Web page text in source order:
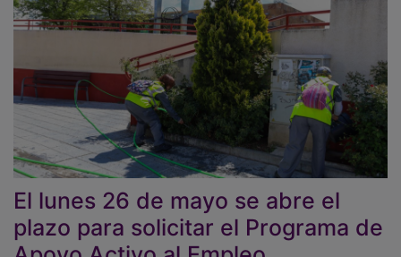
El lunes 26 de mayo se abre el
plazo para solicitar el Programa de
Apoyo Activo al Empleo